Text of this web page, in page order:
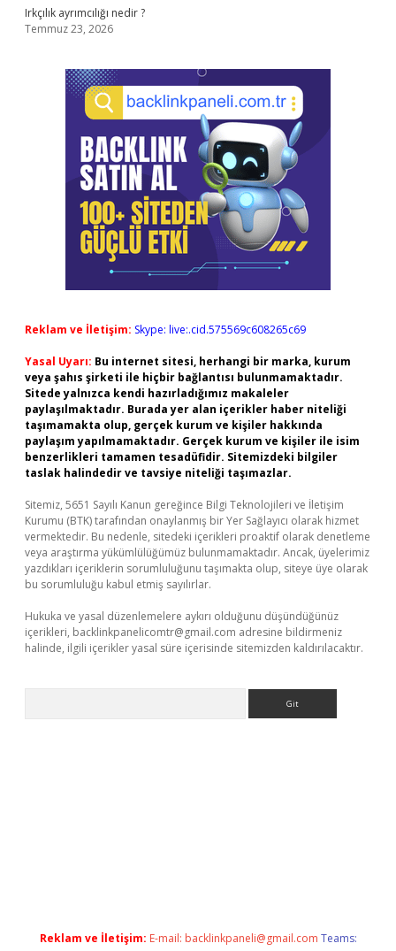
Irkçılık ayrımcılığı nedir ?
Temmuz 23, 2026
Reklam ve İletişim: Skype: live:.cid.575569c608265c69
Yasal Uyarı: Bu internet sitesi, herhangi bir marka, kurum
veya şahıs şirketi ile hiçbir bağlantısı bulunmamaktadır.
Sitede yalnızca kendi hazırladığımız makaleler
paylaşılmaktadır. Burada yer alan içerikler haber niteliği
taşımamakta olup, gerçek kurum ve kişiler hakkında
paylaşım yapılmamaktadır. Gerçek kurum ve kişiler ile isim
benzerlikleri tamamen tesadüfidir. Sitemizdeki bilgiler
taslak halindedir ve tavsiye niteliği taşımazlar.
Sitemiz, 5651 Sayılı Kanun gereğince Bilgi Teknolojileri ve İletişim
Kurumu (BTK) tarafından onaylanmış bir Yer Sağlayıcı olarak hizmet
vermektedir. Bu nedenle, sitedeki içerikleri proaktif olarak denetleme
veya araştırma yükümlülüğümüz bulunmamaktadır. Ancak, üyelerimiz
yazdıkları içeriklerin sorumluluğunu taşımakta olup, siteye üye olarak
bu sorumluluğu kabul etmiş sayılırlar.
Hukuka ve yasal düzenlemelere aykırı olduğunu düşündüğünüz
içerikleri, backlinkpanelicomtr@gmail.com adresine bildirmeniz
halinde, ilgili içerikler yasal süre içerisinde sitemizden kaldırılacaktır.
Reklam ve İletişim: E-mail: backlinkpaneli@gmail.com Teams: